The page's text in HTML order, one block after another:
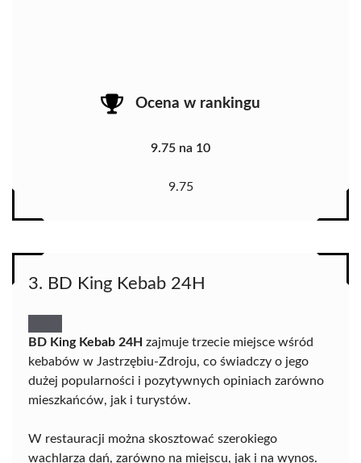
Ocena w rankingu
9.75 na 10
9.75
3. BD King Kebab 24H
BD King Kebab 24H zajmuje trzecie miejsce wśród
kebabów w Jastrzębiu-Zdroju, co świadczy o jego
dużej popularności i pozytywnych opiniach zarówno
mieszkańców, jak i turystów.
W restauracji można skosztować szerokiego
wachlarza dań, zarówno na miejscu, jak i na wynos.